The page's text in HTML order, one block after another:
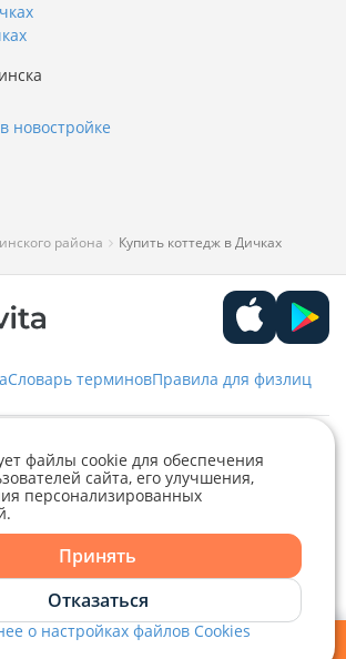
новостройке
района Купить коттедж в Дичках
Словарь терминовПравила для физлиц
и отвечаем на письма в будние дни с 9:00 до
Кристина Филюта
Владислав Гладченко
191299645, Юридический адрес: 220053, г.
файлы cookie для обеспечения
сайта, его улучшения,
персонализированных
Принять
Отказаться
о настройках файлов Cookies